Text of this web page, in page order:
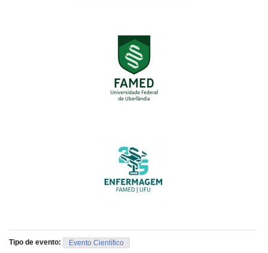
Template (modelo) divulgado e disponibilizado no site.
- A edição do template (modelo) é possível utilizando o
- Todos os trabalhos serão apresentados na forma de pôster
- Haverá avaliação da apresentação no local.
Tipo de evento: Evento Científico